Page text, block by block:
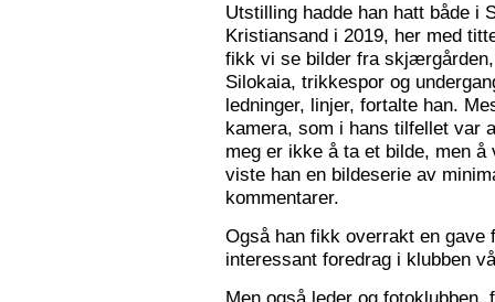
Utstilling hadde han hatt både i
Kristiansand i 2019, her med
fikk vi se bilder fra
Silokaia, trikkespor og
ledninger, linjer, fortalte han.
kamera, som i hans tilfellet var
meg er ikke å ta et bilde, men
viste han en bildeserie av
kommentarer.
Også han fikk overrakt en gave
interessant foredrag i klubben
Men også leder og